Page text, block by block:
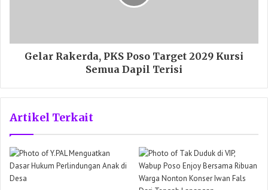
Gelar Rakerda, PKS Poso Target 2029 Kursi
Semua Dapil Terisi
Artikel Terkait